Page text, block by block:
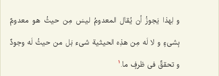
و لِهذا یَجوزُ أن یُقال المعدومُ لیسَ مِن حیثُ هو معدومٌ
بِشی‌ءٍ و لا لَه مِن هذِه الحیثیة شی‌ء بَل من حیثُ لَه وجودٌ
و تحققٌ فی ظرفٍ ما. 1